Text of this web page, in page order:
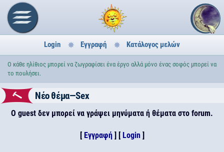
Login Εγγραφή Κατάλογος μελών
Ο κάθε ηλίθιος μπορεί να ζωγραφίσει ένα έργο αλλά μόνο ένας σοφός μπορεί να
το πουλήσει.
Νέο θέμα—Sex
Ο guest δεν μπορεί να γράψει μηνύματα ή θέματα στο forum.
[ Εγγραφή] [ Login ]